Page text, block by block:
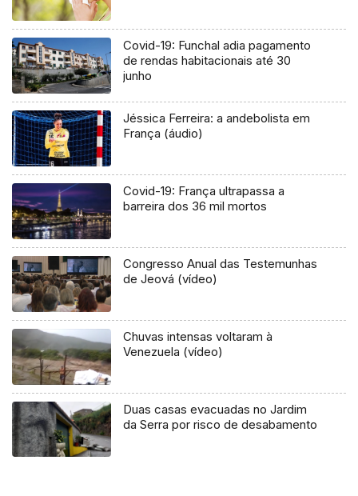
Covid-19: Funchal adia pagamento
de rendas habitacionais até 30
junho
Jéssica Ferreira: a andebolista em
França (áudio)
Covid-19: França ultrapassa a
barreira dos 36 mil mortos
Congresso Anual das Testemunhas
de Jeová (vídeo)
Chuvas intensas voltaram à
Venezuela (vídeo)
Duas casas evacuadas no Jardim
da Serra por risco de desabamento